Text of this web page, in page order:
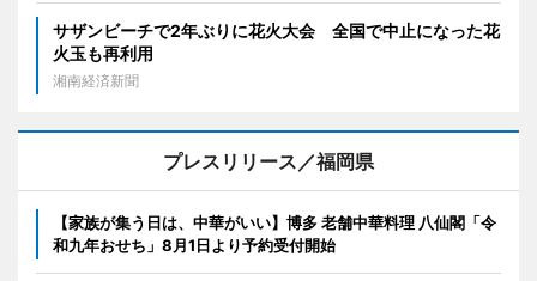
サザンビーチで2年ぶりに花火大会 全国で中止になった花
火玉も再利用
湘南経済新聞
プレスリリース／福岡県
【家族が集う日は、中華がいい】博多 老舗中華料理 八仙閣「令
和九年おせち」8月1日より予約受付開始